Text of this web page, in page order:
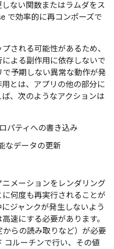
ない関数またはラムダをス
で効率的に再コンポーズで
される可能性があるため、
よる副作用に依存しないで
予期しない異常な動作が発
とは、アプリの他の部分に
、次のようなアクションは
パティへの書き込み
なデータの更新
メーションをレンダリング
何度も再実行されることが
ジャンクが発生しないよう
速にする必要があります。
らの読み取りなど）が必要
コルーチンで行い、その値